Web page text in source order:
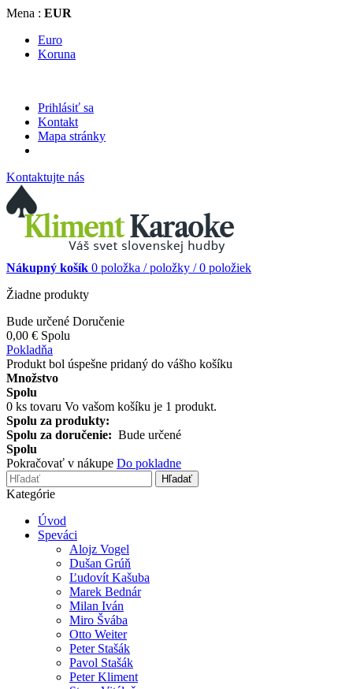
Mena : EUR
Euro
Koruna
Prihlásiť sa
Kontakt
Mapa stránky
Kontaktujte nás
Nákupný košík 0 položka / položky / 0 položiek
Žiadne produkty
Bude určené Doručenie
0,00 € Spolu
Pokladňa
Produkt bol úspešne pridaný do vášho košíku
Množstvo
Spolu
0 ks tovaru Vo vašom košíku je 1 produkt.
Spolu za produkty:
Spolu za doručenie: Bude určené
Spolu
Pokračovať v nákupe Do pokladne
Hľadať
Kategórie
Úvod
Speváci
Alojz Vogel
Dušan Grúň
Ľudovít Kašuba
Marek Bednár
Milan Iván
Miro Švába
Otto Weiter
Peter Stašák
Pavol Stašák
Peter Kliment